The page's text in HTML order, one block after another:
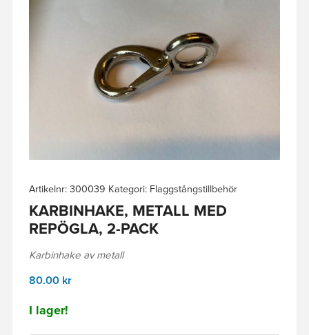
Artikelnr: 300039 Kategori: Flaggstångstillbehör
KARBINHAKE, METALL MED
REPÖGLA, 2-PACK
Karbinhake av metall
80.00 kr
I lager!